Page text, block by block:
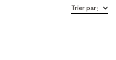
Trier par: